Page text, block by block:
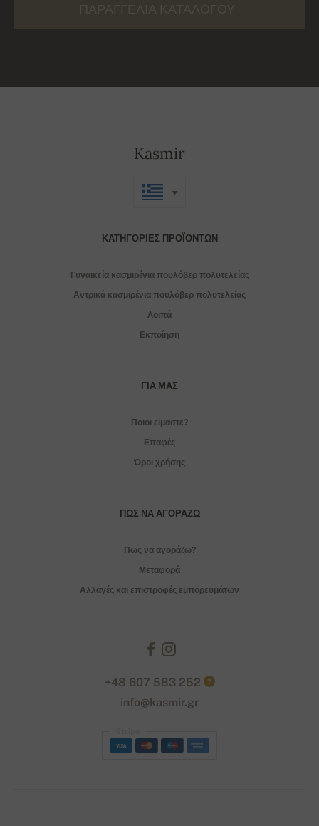
Kasmir
ΚΑΤΗΓΟΡΊΕΣ ΠΡΟΪΌΝΤΩΝ
Γυναικεία κασμιρένια πουλόβερ πολυτελείας
Αντρικά κασμιρένια πουλόβερ πολυτελείας
Λοιπά
Εκποίηση
ΓΙΑ ΜΑΣ
Ποιοι είμαστε?
Επαφές
Όροι χρήσης
ΠΏΣ ΝΑ ΑΓΟΡΆΖΩ
Πως να αγοράζω?
Μεταφορά
Αλλαγές και επιστροφές εμπορευμάτων
+48 607 583 252 ?
info@kasmir.gr